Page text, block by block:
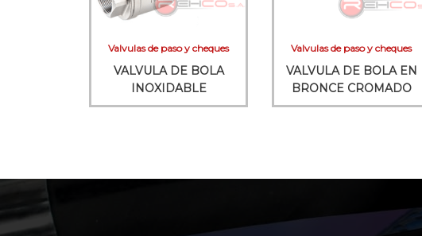
Valvulas de paso y cheques
VALVULA DE BOLA
INOXIDABLE
Valvulas de paso y cheques
VALVULA DE BOLA EN
BRONCE CROMADO